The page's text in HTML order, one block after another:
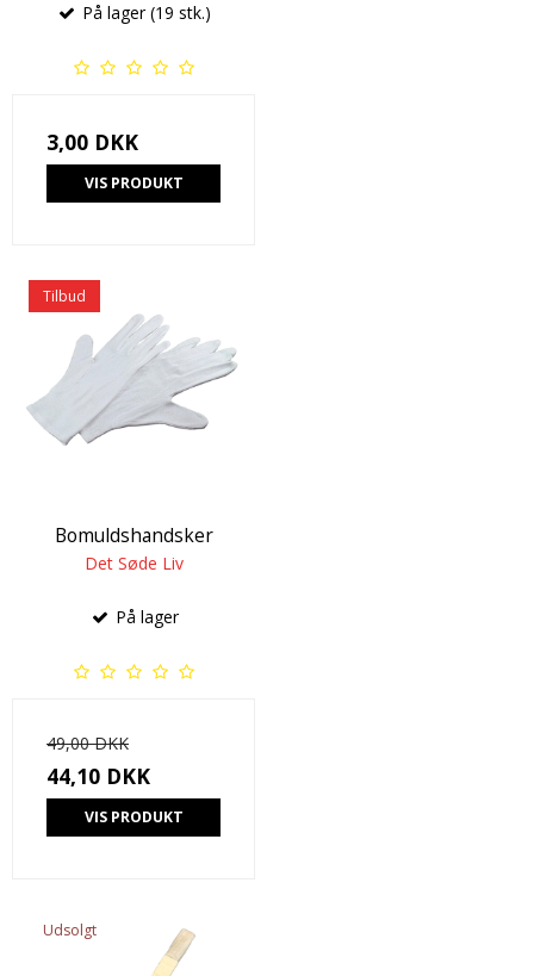
På lager (19 stk.)
3,00 DKK
VIS PRODUKT
Tilbud
Bomuldshandsker
Det Søde Liv
På lager
49,00 DKK
44,10 DKK
VIS PRODUKT
Udsolgt